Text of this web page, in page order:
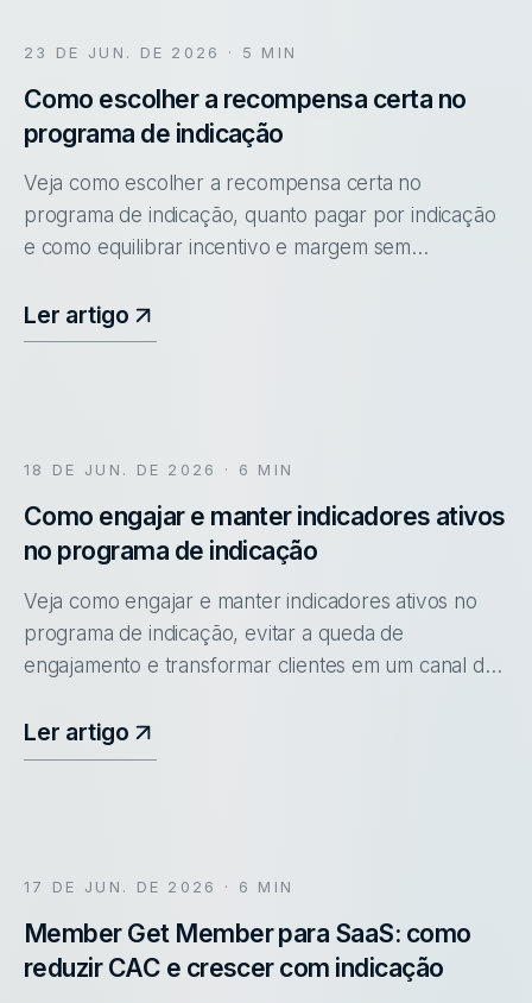
23 DE JUN. DE 2026 · 5 MIN
Como escolher a recompensa certa no
programa de indicação
Veja como escolher a recompensa certa no
programa de indicação, quanto pagar por indicação
e como equilibrar incentivo e margem sem
Ler artigo
18 DE JUN. DE 2026 · 6 MIN
Como engajar e manter indicadores ativos
no programa de indicação
Veja como engajar e manter indicadores ativos no
programa de indicação, evitar a queda de
engajamento e transformar clientes em um canal de
Ler artigo
17 DE JUN. DE 2026 · 6 MIN
Member Get Member para SaaS: como
reduzir CAC e crescer com indicação